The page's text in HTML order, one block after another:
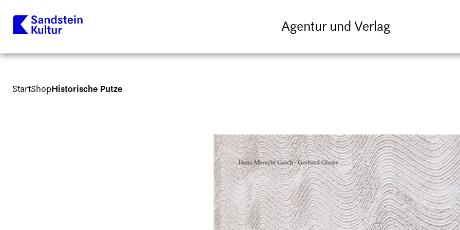
Agentur und Verlag
StartShopHistorische Putze